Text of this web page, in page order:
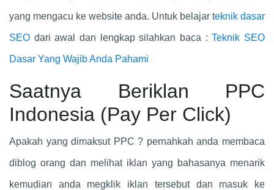
yang mengacu ke website anda. Untuk belajar teknik dasar
SEO dari awal dan lengkap silahkan baca :Teknik SEO
Dasar Yang Wajib Anda Pahami
Saatnya Beriklan PPC
Indonesia (Pay Per Click)
Apakah yang dimaksut PPC ? pernahkah anda membaca
diblog orang dan melihat iklan yang bahasanya menarik
kemudian anda megklik iklan tersebut dan masuk ke